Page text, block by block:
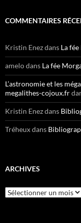
COMMENTAIRES
Kristin Enezdans La
amelodans La fée
L’astronomie et les
megalithes-cojoux.fr
Kristin Enezdans
Tréheuxdans
ARCHIVES